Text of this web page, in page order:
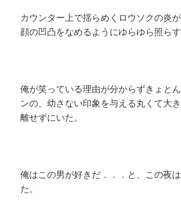
カウンター上で揺らめくロウソクの炎
顔の凹凸をなめるようにゆらゆら照らす
俺が笑っている理由が分からずきょと
ンの、幼さない印象を与える丸くて大
離せずにいた。
俺はこの男が好きだ．．．と、この夜
た。